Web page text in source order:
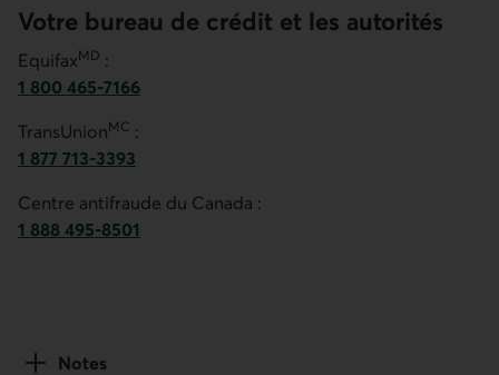
Votre bureau de crédit et les autorités
EquifaxMD :
1 800 465-7166
TransUnionMC :
1 877 713-3393
Centre antifraude du Canada :
1 888 495-8501
Notes